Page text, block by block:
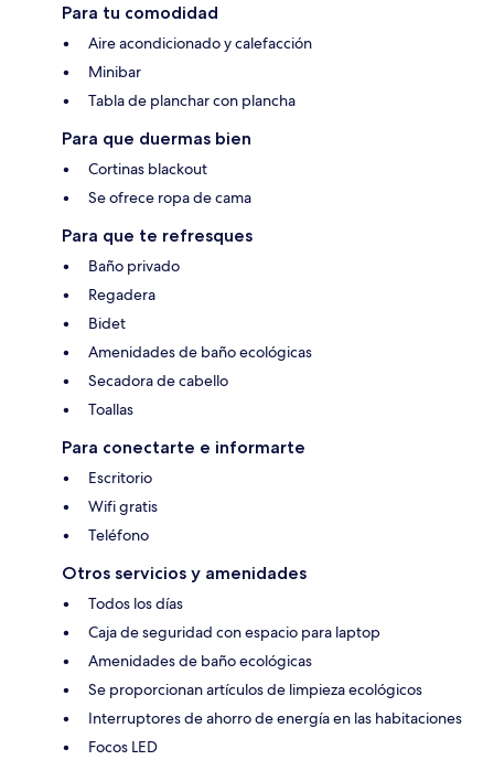
Para tu comodidad
Aire acondicionado y calefacción
Minibar
Tabla de planchar con plancha
Para que duermas bien
Cortinas blackout
Se ofrece ropa de cama
Para que te refresques
Baño privado
Regadera
Bidet
Amenidades de baño ecológicas
Secadora de cabello
Toallas
Para conectarte e informarte
Escritorio
Wifi gratis
Teléfono
Otros servicios y amenidades
Todos los días
Caja de seguridad con espacio para laptop
Amenidades de baño ecológicas
Se proporcionan artículos de limpieza ecológicos
Interruptores de ahorro de energía en las habitaciones
Focos LED